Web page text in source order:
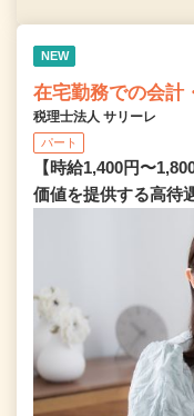
NEW
在宅勤務での会計
税理士法人 サリーレ
パート
【時給1,400円〜
価値を提供する⾼待